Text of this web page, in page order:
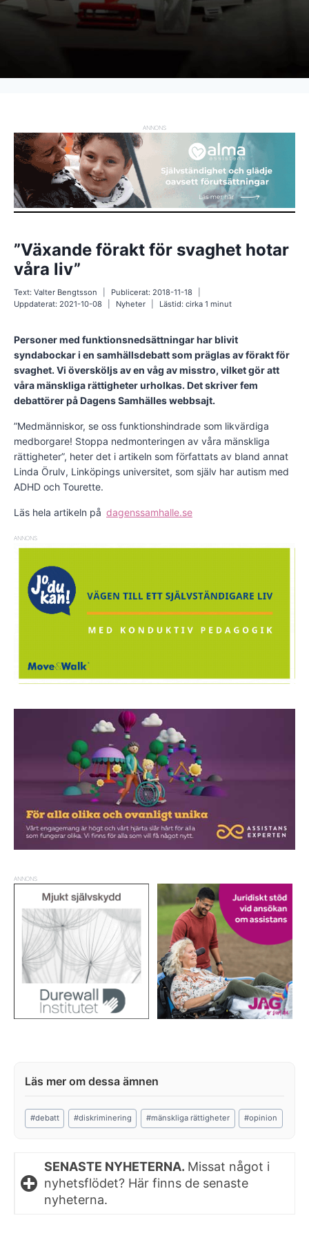
ANNONS
”Växande förakt för svaghet hotar
våra liv”
Text: Valter Bengtsson Publicerat: 2018-11-18
Uppdaterat: 2021-10-08 Nyheter Lästid: cirka1minut
Personer med funktionsnedsättningar har blivit
syndabockar i en samhällsdebatt som präglas av förakt för
svaghet. Vi översköljs av en våg av misstro, vilket gör att
våra mänskliga rättigheter urholkas. Det skriver fem
debattörer på Dagens Samhälles webbsajt.
”Medmänniskor, se oss funktionshindrade som likvärdiga
medborgare! Stoppa nedmonteringen av våra mänskliga
rättigheter”, heter det i artikeln som författats av bland annat
Linda Örulv, Linköpings universitet, som själv har autism med
ADHD och Tourette.
Läs hela artikeln på dagenssamhalle.se
ANNONS
ANNONS
Post
Tags:
#debatt #diskriminering #mänskliga rättigheter #opinion
SENASTE NYHETERNA. Missat något i
nyhetsflödet? Här finns de senaste
nyheterna.